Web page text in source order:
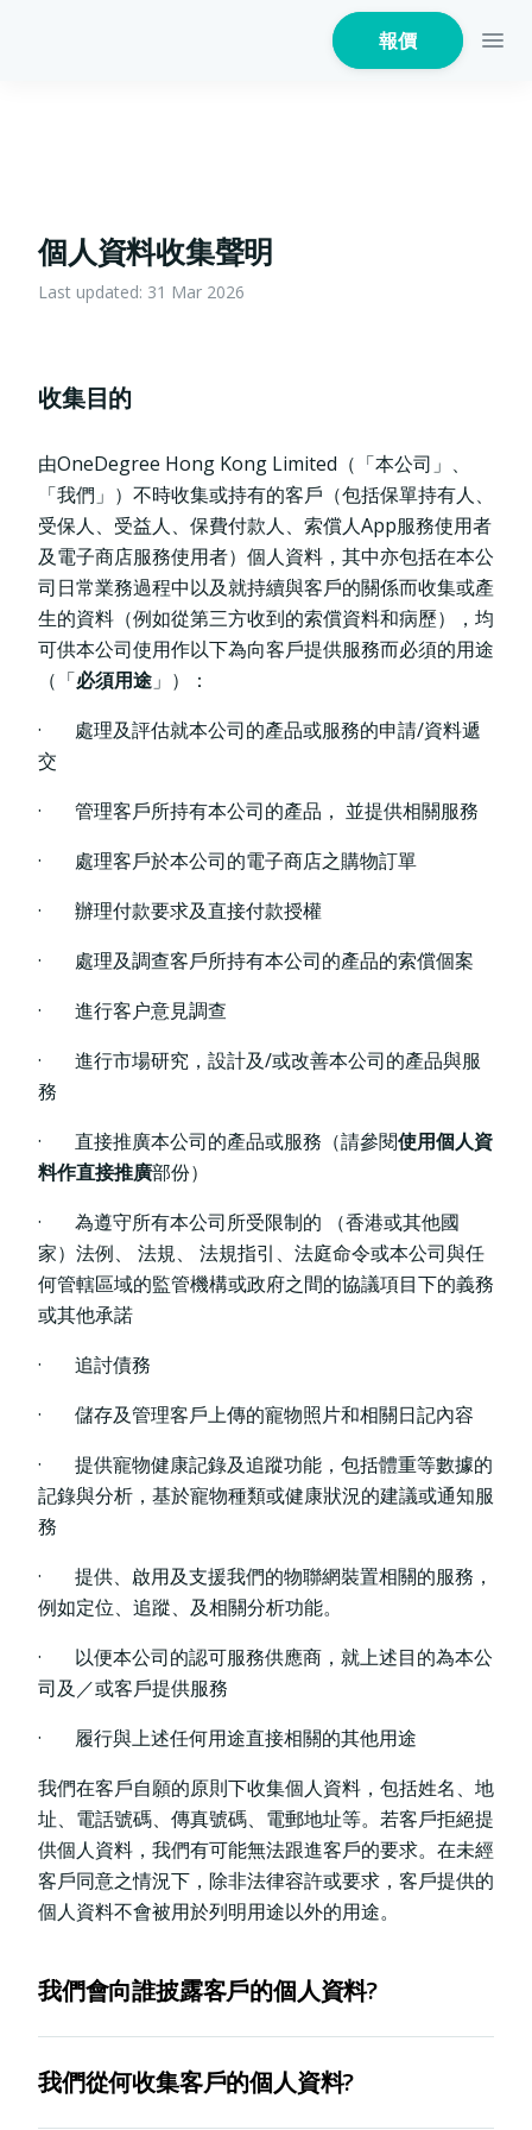
報價
火險
危疾保
寵物保險
龜鳥保險
個人資料收集聲明
Last updated: 31 Mar 2026
收集目的
由OneDegree Hong Kong Limited（「本公司」、
「我們」）不時收集或持有的客戶（包括保單持有人、
受保人、受益人、保費付款人、索償人App服務使用者
及電子商店服務使用者）個人資料，其中亦包括在本公
司日常業務過程中以及就持續與客戶的關係而收集或產
生的資料（例如從第三方收到的索償資料和病歷），均
可供本公司使用作以下為向客戶提供服務而必須的用途
（「必須用途 」）：
· 處理及評估就本公司的產品或服務的申請/資料遞
交
· 管理客戶所持有本公司的產品， 並提供相關服務
· 處理客戶於本公司的電子商店之購物訂單
· 辦理付款要求及直接付款授權
· 處理及調查客戶所持有本公司的產品的索償個案
· 進行客户意見調查
· 進行市場研究，設計及/或改善本公司的產品與服
務
· 直接推廣本公司的產品或服務（請參閱使用個人資
料作直接推廣部份）
· 為遵守所有本公司所受限制的 （香港或其他國
家）法例、 法規、 法規指引、法庭命令或本公司與任
何管轄區域的監管機構或政府之間的協議項目下的義務
或其他承諾
· 追討債務
· 儲存及管理客戶上傳的寵物照片和相關日記內容
· 提供寵物健康記錄及追蹤功能，包括體重等數據的
記錄與分析，基於寵物種類或健康狀況的建議或通知服
務
· 提供、啟用及支援我們的物聯網裝置相關的服務，
例如定位、追蹤、及相關分析功能。
· 以便本公司的認可服務供應商，就上述目的為本公
司及／或客戶提供服務
· 履行與上述任何用途直接相關的其他用途
我們在客戶自願的原則下收集個人資料，包括姓名、地
址、電話號碼、傳真號碼、電郵地址等。若客戶拒絕提
供個人資料，我們有可能無法跟進客戶的要求。在未經
客戶同意之情況下，除非法律容許或要求，客戶提供的
個人資料不會被用於列明用途以外的用途。
我們會向誰披露客戶的個人資料?
· 任何向本公司提供行政、電訊、技術、電腦、付
我們從何收集客戶的個人資料?